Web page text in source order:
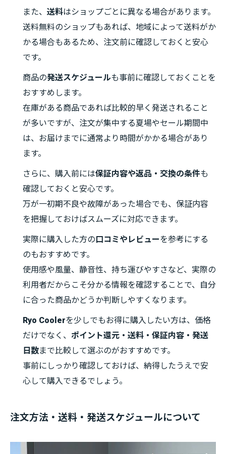
また、 送料はショップごとに異なる場合があります。
送料無料のショップもあれば、地域によって送料がか
かる場合もあるため、注文前に確認しておくと安心
です。
商品の発送スケジュールも事前に確認しておくことを
おすすめします。
在庫がある商品であれば比較的早く発送されること
が多いですが、注文が集中する夏場やセール期間中
は、お届けまでに通常より時間がかかる場合があり
ます。
さらに、購入前には保証内容や返品・交換の条件も
確認しておくと安心です。
万が一初期不良や故障があった場合でも、保証内容
を把握しておけばスムーズに対応できます。
実際に購入した方の 口コミやレビューを参考にする
のもおすすめです。
使用感や風量、静音性、持ち運びやすさなど、実際の
利用者だからこそ分かる情報を確認することで、自分
に合った商品かどうか判断しやすくなります。
Ryo Coolerを少しでもお得に購入したい方は、価格
だけでなく、 ポイント還元・送料・保証内容・発送
日数まで比較して選ぶのがおすすめです。
事前にしっかり確認しておけば、納得したうえで安
心して購入できるでしょう。
注文方法・送料・発送スケジュールについて